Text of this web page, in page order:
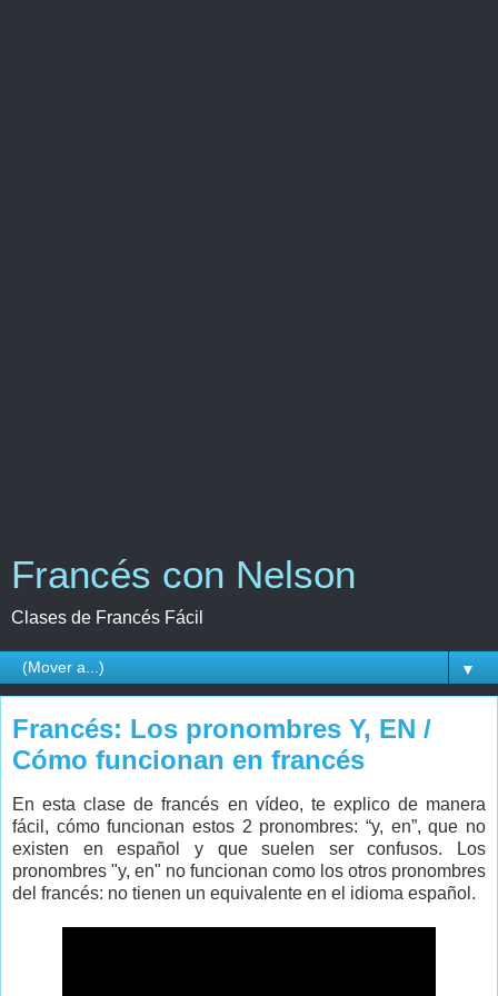
Francés con Nelson
Clases de Francés Fácil
▼
Francés: Los pronombres Y, EN /
Cómo funcionan en francés
En esta clase de francés en vídeo, te explico de manera
fácil, cómo funcionan estos 2 pronombres: “y, en”, que no
existen en español y que suelen ser confusos. Los
pronombres "y, en" no funcionan como los otros pronombres
del francés: no tienen un equivalente en el idioma español.